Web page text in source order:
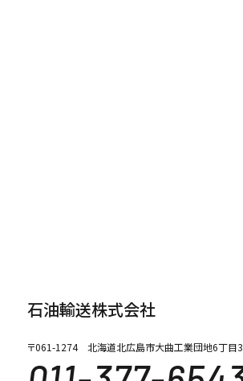
石油輸送株式会社
〒061-1274 北海道北広島市大曲工業団地6丁目